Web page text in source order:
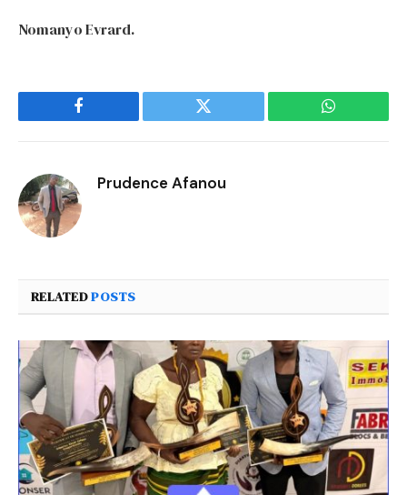
Nomanyo Evrard.
Facebook Twitter WhatsApp
Prudence Afanou
RELATEDPOSTS